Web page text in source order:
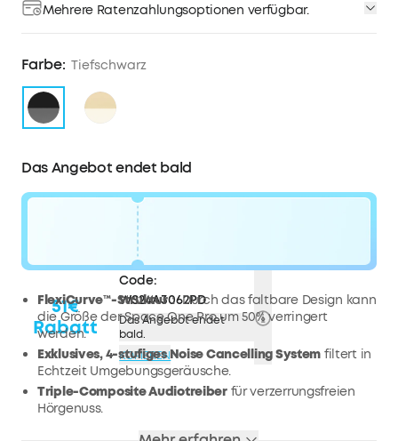
Mehrere Ratenzahlungsoptionen verfügbar.
Farbe: Tiefschwarz
Das Angebot endet bald
51€
Rabatt
Code:
WS24A3062PD
Das Angebot endet
bald.
KOPIEREN
FlexiCurve™-Struktur：Durch das faltbare Design kann
die Größe der Space One Pro um 50% verringert
werden.
Exklusives, 4-stufiges Noise Cancelling System filtert in
Echtzeit Umgebungsgeräusche.
Triple-Composite Audiotreiberfür verzerrungsfreien
Hörgenuss.
40h mit ANC, 60h ohne ANC. Ultra-